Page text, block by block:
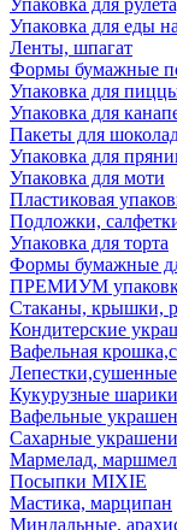
Упаковка для
Упаковка для еды
Ленты, шпагат
Формы бумажные
Упаковка для
Упаковка для
Пакеты для
Упаковка для
Упаковка для моти
Пластиковая
Подложки,
Упаковка для торта
Формы бумажные
ПРЕМИУМ
Стаканы, крышки,
Кондитерские
Вафельная
Кукурузные
Вафельные
Сахарные
Мармелад,
Посыпки MIXIE
Мастика, марципан
Миндальные,